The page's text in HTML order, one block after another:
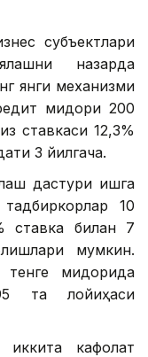
субъектлари
назарда
янги механизми
миқдори 200
ставкаси 12,3%
3 йилгача.
дастури ишга
10
ставка билан 7
мумкин.
миқдорида
та лойиҳаси
кафолат